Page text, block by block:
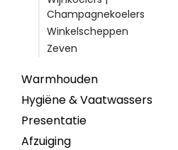
Champagnekoelers
Winkelscheppen
Zeven
Warmhouden
Hygiëne & Vaatwassers
Presentatie
Afzuiging